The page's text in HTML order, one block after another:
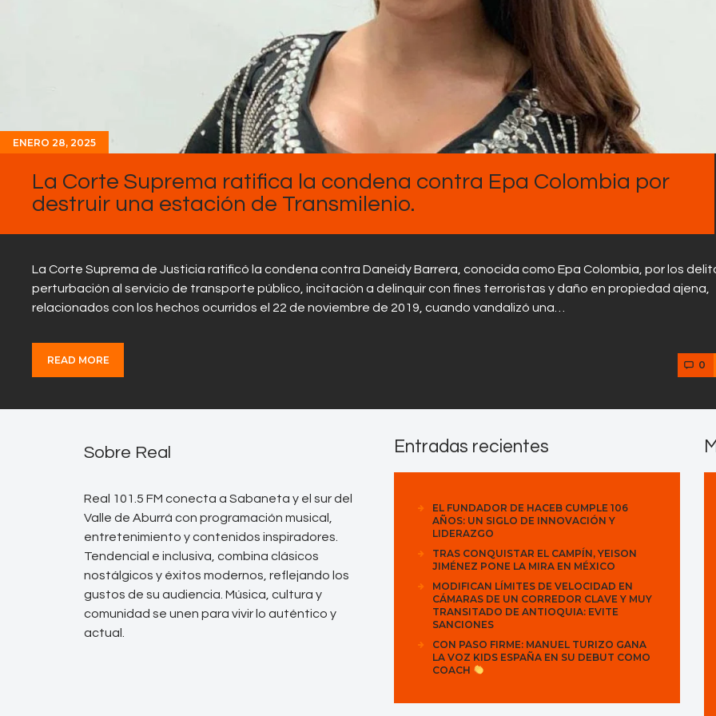
ENERO 28, 2025
La Corte Suprema ratifica la condena contra Epa Colombia por
destruir una estación de Transmilenio.
La Corte Suprema de Justicia ratificó la condena contra Daneidy Barrera, conocida como Epa Colombia, por los
perturbación al servicio de transporte público, incitación a delinquir con fines terroristas y daño en propiedad ajena,
relacionados con los hechos ocurridos el 22 de noviembre de 2019, cuando vandalizó una…
READ MORE 0
Sobre Real
Real 101.5 FM conecta a Sabaneta y el sur del
Valle de Aburrá con programación musical,
entretenimiento y contenidos inspiradores.
Tendencial e inclusiva, combina clásicos
nostálgicos y éxitos modernos, reflejando los
gustos de su audiencia. Música, cultura y
comunidad se unen para vivir lo auténtico y
actual.
Entradas recientes
EL FUNDADOR DE HACEB CUMPLE 106
AÑOS: UN SIGLO DE INNOVACIÓN Y
LIDERAZGO
TRAS CONQUISTAR EL CAMPÍN, YEISON
JIMÉNEZ PONE LA MIRA EN MÉXICO
MODIFICAN LÍMITES DE VELOCIDAD EN
CÁMARAS DE UN CORREDOR CLAVE Y MUY
TRANSITADO DE ANTIOQUIA: EVITE
SANCIONES
CON PASO FIRME: MANUEL TURIZO GANA
LA VOZ KIDS ESPAÑA EN SU DEBUT COMO
COACH